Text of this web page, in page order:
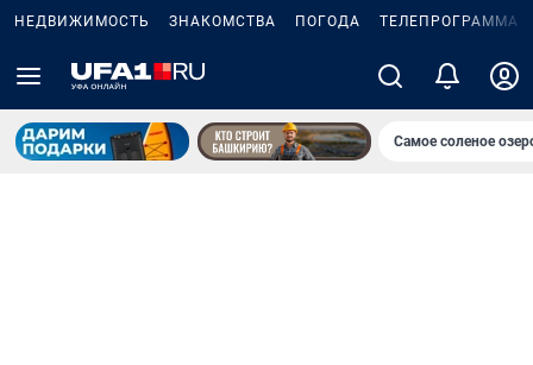
НЕДВИЖИМОСТЬ ЗНАКОМСТВА ПОГОДА ТЕЛЕПРОГРАММА
Самое соленое